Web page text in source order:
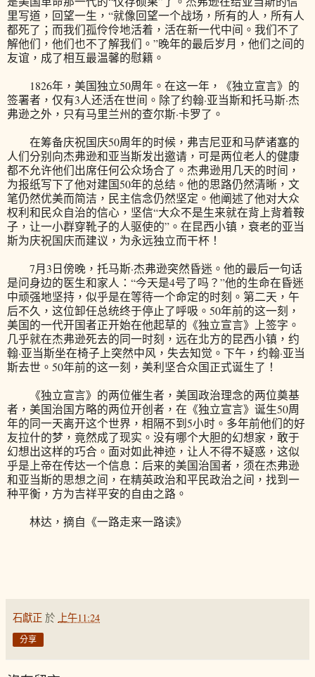
里写道，回望一生，“就像回望一个战场，所有的人，所有人
都死了；而我们孤伶伶地活着，活在新一代中间。我们不了
解他们，他们也不了解我们。”晚年的最后岁月，他们之间的
友谊，成了相互最温馨的慰籍。
1826年，美国独立50周年。在这一年，《独立宣言》的
签署者，仅有3人还活在世间。除了约翰·亚当斯和托马斯·杰
弗逊之外，只有马里兰州的查尔斯·卡罗了。
在筹备庆祝国庆50周年的时候，弗吉尼亚和马萨诸塞的
人们分别向杰弗逊和亚当斯发出邀请，可是两位老人的健康
都不允许他们出席任何公众场合了。杰弗逊用几天的时间，
为报纸写下了他对建国50年的总结。他的思路仍然清晰，文
笔仍然优美而简洁，民主信念仍然坚定。他阐述了他对大众
权利和民众自治的信心，坚信“大众不是生来就在背上背着鞍
子，让一小群穿靴子的人驱使的”。在昆西小镇，衰老的亚当
斯为庆祝国庆而建议，为永远独立而干杯！
7月3日傍晚，托马斯·杰弗逊突然昏迷。他的最后一句话
是问身边的医生和家人：“今天是4号了吗？”他的生命在昏迷
中顽强地坚持，似乎是在等待一个命定的时刻。第二天，午
后不久，这位卸任总统终于停止了呼吸。50年前的这一刻，
美国的一代开国者正开始在他起草的《独立宣言》上签字。
几乎就在杰弗逊死去的同一时刻，远在北方的昆西小镇，约
翰·亚当斯坐在椅子上突然中风，失去知觉。下午，约翰·亚当
斯去世。50年前的这一刻，美利坚合众国正式诞生了！
《独立宣言》的两位催生者，美国政治理念的两位奠基
者，美国治国方略的两位开创者，在《独立宣言》诞生50周
年的同一天离开这个世界，相隔不到5小时。多年前他们的好
友拉什的梦，竟然成了现实。没有哪个大胆的幻想家，敢于
幻想出这样的巧合。面对如此神迹，让人不得不疑惑，这似
乎是上帝在传达一个信息：后来的美国治国者，须在杰弗逊
和亚当斯的思想之间，在精英政治和平民政治之间，找到一
种平衡，方为吉祥平安的自由之路。
林达，摘自《一路走来一路读》
石獻正 於 上午11:24
分享